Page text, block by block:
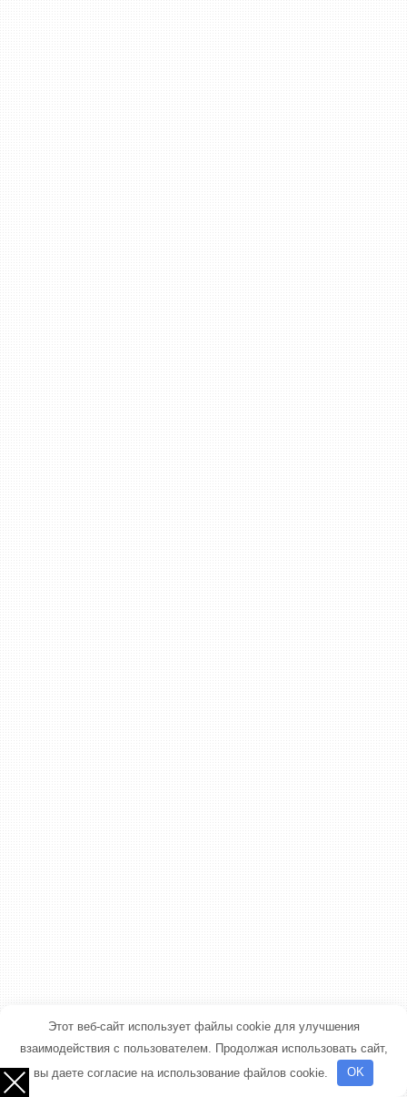
Этот веб-сайт использует файлы cookie для улучшения
взаимодействия с пользователем. Продолжая использовать сайт,
вы даете согласие на использование файлов cookie.
OK